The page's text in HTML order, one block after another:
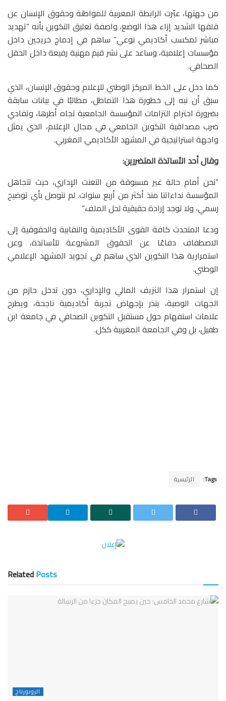
من جهتها، عبّرت الرابطة المغربية للمواطنة وحقوق الإنسان عن
قلقها الشديد إزاء هذا الوضع، واصفة تعليق التكوين بأنه “تهديد
مباشر لمكسب أكاديمي نوعي” ساهم في إدماج خريجين داخل
مؤسسات إعلامية، وساعد على نشر قيم مهنية رفيعة داخل الحقل
الصحافي.
كما دخل على الخط المركز الوطني للإعلام وحقوق الإنسان، الذي
سبق أن نبه إلى خطورة هذا التماطل، مطالبًا في بيانات سابقة
بضرورة احترام التزامات المؤسسة الجامعية تجاه أطرها، وتفادي
ضرب مصداقية التكوين الجامعي في مجال الإعلام، الذي يمثل
واجهة استراتيجية في المشهد الأكاديمي المغربي.
وقال أحد الأساتذة المتضررين:
“نحن أمام حالة غير مسبوقة من التعنت الإداري، حيث تتجاهل
المؤسسة نداءاتنا منذ أكثر من أربع سنوات. لم نتوصل بأي توضيح
رسمي، ولا توجد إرادة حقيقية لحل الملف.”
ودعا المتحدث كافة القوى الأكاديمية والنقابية والحقوقية إلى
الاصطفاف دفاعًا عن الحقوق المشروعة للأساتذة، وعن
استمرارية هذا التكوين الذي ساهم في تجويد المشهد الإعلامي
الوطني.
إن استمرار هذا النزيف المالي والإداري، دون تدخل حازم من
الجهات الوصية، ينذر بإجهاض تجربة أكاديمية ناجحة، ويطرح
علامات استفهام حول مستقبل التكوين الصحافي في جامعة ابن
طفيل، بل وفي الجامعة المغربية ككل.
Tags: الرئيسية
RelatedPosts
الروبورتاج